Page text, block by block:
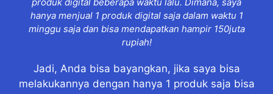
hanya menjual 1 produk digital saja dalam waktu 1
minggu saja dan bisa mendapatkan hampir 150juta
rupiah!
Jadi, Anda bisa bayangkan, jika saya bisa
melakukannya dengan hanya 1 produk saja bisa